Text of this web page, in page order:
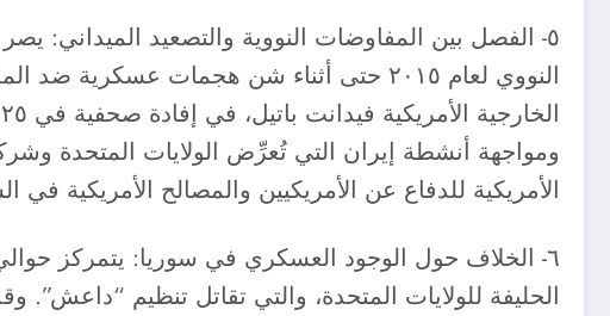
٥- الفصل بين المفاوضات النووية والتصعيد الميداني:
النووي لعام ٢٠١٥ حتى أثناء شن هجمات
ومواجهة أنشطة إيران التي تُعرِّض الولايات المتحدة
الأمريكية للدفاع عن الأمريكيين والمصالح الأمريكية
الحليفة للولايات المتحدة، والتي تقاتل تنظيم